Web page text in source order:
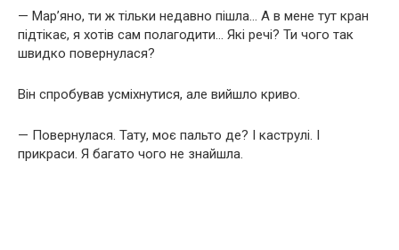
— Мар’яно, ти ж тільки недавно пішла… А в мене тут кран
підтікає, я хотів сам полагодити… Які речі? Ти чого так
швидко повернулася?
Він спробував усміхнутися, але вийшло криво.
— Повернулася. Тату, моє пальто де? І каструлі. І
прикраси. Я багато чого не знайшла.